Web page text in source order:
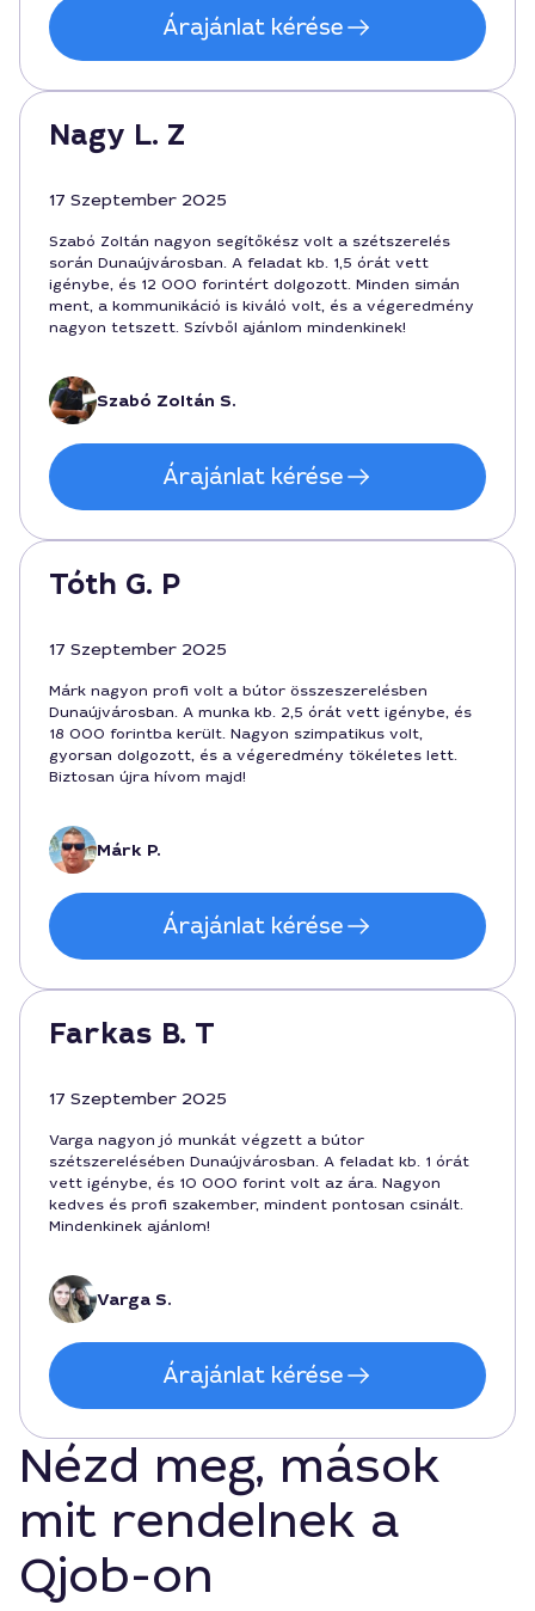
Árajánlat kérése
Nagy L. Z
17 Szeptember 2025
Szabó Zoltán nagyon segítőkész volt a szétszerelés
során Dunaújvárosban. A feladat kb. 1,5 órát vett
igénybe, és 12 000 forintért dolgozott. Minden simán
ment, a kommunikáció is kiváló volt, és a végeredmény
nagyon tetszett. Szívből ajánlom mindenkinek!
Szabó Zoltán S.
Árajánlat kérése
Tóth G. P
17 Szeptember 2025
Márk nagyon profi volt a bútor összeszerelésben
Dunaújvárosban. A munka kb. 2,5 órát vett igénybe, és
18 000 forintba került. Nagyon szimpatikus volt,
gyorsan dolgozott, és a végeredmény tökéletes lett.
Biztosan újra hívom majd!
Márk P.
Árajánlat kérése
Farkas B. T
17 Szeptember 2025
Varga nagyon jó munkát végzett a bútor
szétszerelésében Dunaújvárosban. A feladat kb. 1 órát
vett igénybe, és 10 000 forint volt az ára. Nagyon
kedves és profi szakember, mindent pontosan csinált.
Mindenkinek ajánlom!
Varga S.
Árajánlat kérése
Nézd meg, mások
mit rendelnek a
Qjob-on